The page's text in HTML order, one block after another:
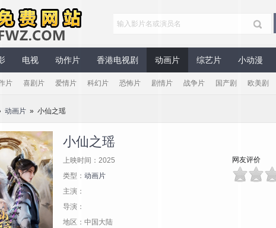
电视 动作片 香港电视剧 动画片 综艺片 小动漫
片 喜剧片 爱情片 科幻片 恐怖片 剧情片 战争片 国产剧 欧美剧
动画片 » 小仙之瑶
小仙之瑶
上映时间：2025
类型： 动画片
主演：
导演：
地区：中国大陆
网友评价